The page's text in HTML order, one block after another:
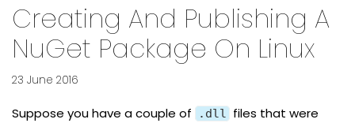
Creating And Publishing A
NuGet Package On Linux
23 June 2016
Suppose you have a couple of .dll files that were